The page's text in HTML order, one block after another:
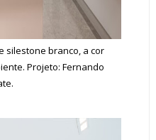
silestone branco, a cor
Projeto: Fernando